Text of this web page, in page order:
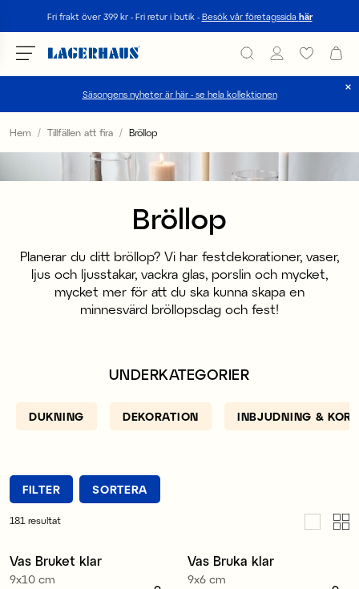
Fri frakt över 399 kr - Fri retur i butik - Besök vår företagssida här
Säsongens nyheter är här - se hela kollektionen
Välj språk / valuta
DK / EUR
SE / SEK
Hem Tillfällen att fira Bröllop
Bröllop
Planerar du ditt bröllop? Vi har festdekorationer, vaser,
ljus och ljusstakar, vackra glas, porslin och mycket,
mycket mer för att du ska kunna skapa en
minnesvärd bröllopsdag och fest!
UNDERKATEGORIER
DUKNING DEKORATION INBJUDNING & KORT
FILTER SORTERA
181 resultat
Medlem 3 för 99 kr
Vas Bruket klar
9x10 cm
Medlem 3 för 99 kr
Vas Bruka klar
9x6 cm